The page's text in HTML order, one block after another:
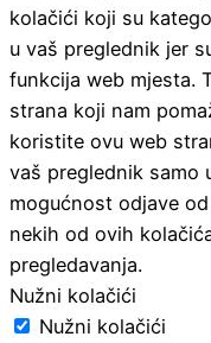
kolačići koji su
u vaš preglednik jer
funkcija web mjesta.
strana koji nam
koristite ovu web
vaš preglednik samo
mogućnost odjave
nekih od ovih
pregledavanja.
Nužni kolačići
Nužni kolačići